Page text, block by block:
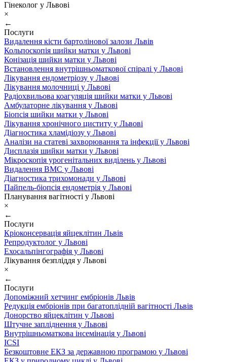
Гінеколог у Львові
×
←
Послуги
Видалення кісти бартолінової залози Львів
Кольпоскопія шийки матки у Львові
Конізація шийки матки у Львові
Встановлення внутрішньоматкової спіралі у Львові
Лікування ендометріозу у Львові
Лікування молочниці у Львові
Радіохвильова коагуляція шийки матки у Львові
Амбулаторне лікування у Львові
Біопсія шийки матки у Львові
Лікування хронічного циститу у Львові
Діагностика хламідіозу у Львові
Аналізи на статеві захворювання та інфекції у Львові
Дисплазія шийки матки у Львові
Мікроскопія урогенітальних виділень у Львові
Видалення ВМС у Львові
Діагностика трихомонади у Львові
Пайпель-біопсія ендометрія у Львові
Планування вагітності у Львові
×
←
Послуги
Кріоконсервація яйцеклітин Львів
Репродуктолог у Львові
Ехосальпінгографія у Львові
Лікування безпліддя у Львові
×
←
Послуги
Допоміжний хетчинг ембріонів Львів
Редукція ембріонів при багатоплідній вагітності Львів
Донорство яйцеклітин у Львові
Штучне запліднення у Львові
Внутрішньоматкова інсемінація у Львові
ICSI
Безкоштовне ЕКЗ за державною програмою у Львові